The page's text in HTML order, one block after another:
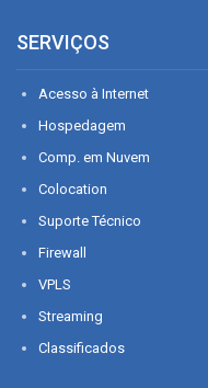
SERVIÇOS
Acesso à Internet
Hospedagem
Comp. em Nuvem
Colocation
Suporte Técnico
Firewall
VPLS
Streaming
Classificados